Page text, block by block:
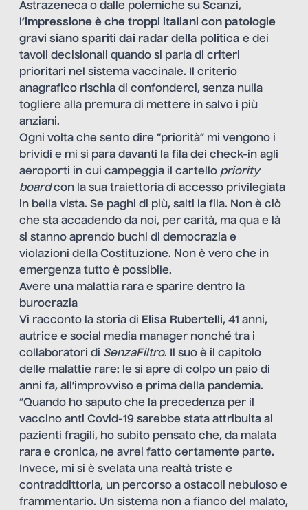
Astrazeneca o dalle polemiche su Scanzi,
l’impressione è che troppi italiani con patologie
gravi siano spariti dai radar della politica e dei
tavoli decisionali quando si parla di criteri
prioritari nel sistema vaccinale. Il criterio
anagrafico rischia di confonderci, senza nulla
togliere alla premura di mettere in salvo i più
anziani.
Ogni volta che sento dire “priorità” mi vengono i
brividi e mi si para davanti la fila dei check-in agli
aeroporti in cui campeggia il cartello priority
boardcon la sua traiettoria di accesso privilegiata
in bella vista. Se paghi di più, salti la fila. Non è ciò
che sta accadendo da noi, per carità, ma qua e là
si stanno aprendo buchi di democrazia e
violazioni della Costituzione. Non è vero che in
emergenza tutto è possibile.
Avere una malattia rara e sparire dentro la
burocrazia
Vi racconto la storia di Elisa Rubertelli, 41 anni,
autrice e social media manager nonché tra i
collaboratori di SenzaFiltro. Il suo è il capitolo
delle malattie rare: le si apre di colpo un paio di
anni fa, all’improvviso e prima della pandemia.
“Quando ho saputo che la precedenza per il
vaccino anti Covid-19 sarebbe stata attribuita ai
pazienti fragili, ho subito pensato che, da malata
rara e cronica, ne avrei fatto certamente parte.
Invece, mi si è svelata una realtà triste e
contraddittoria, un percorso a ostacoli nebuloso e
frammentario. Un sistema non a fianco del malato,